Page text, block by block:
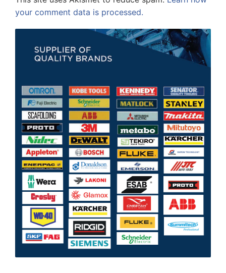
your comment data is processed.